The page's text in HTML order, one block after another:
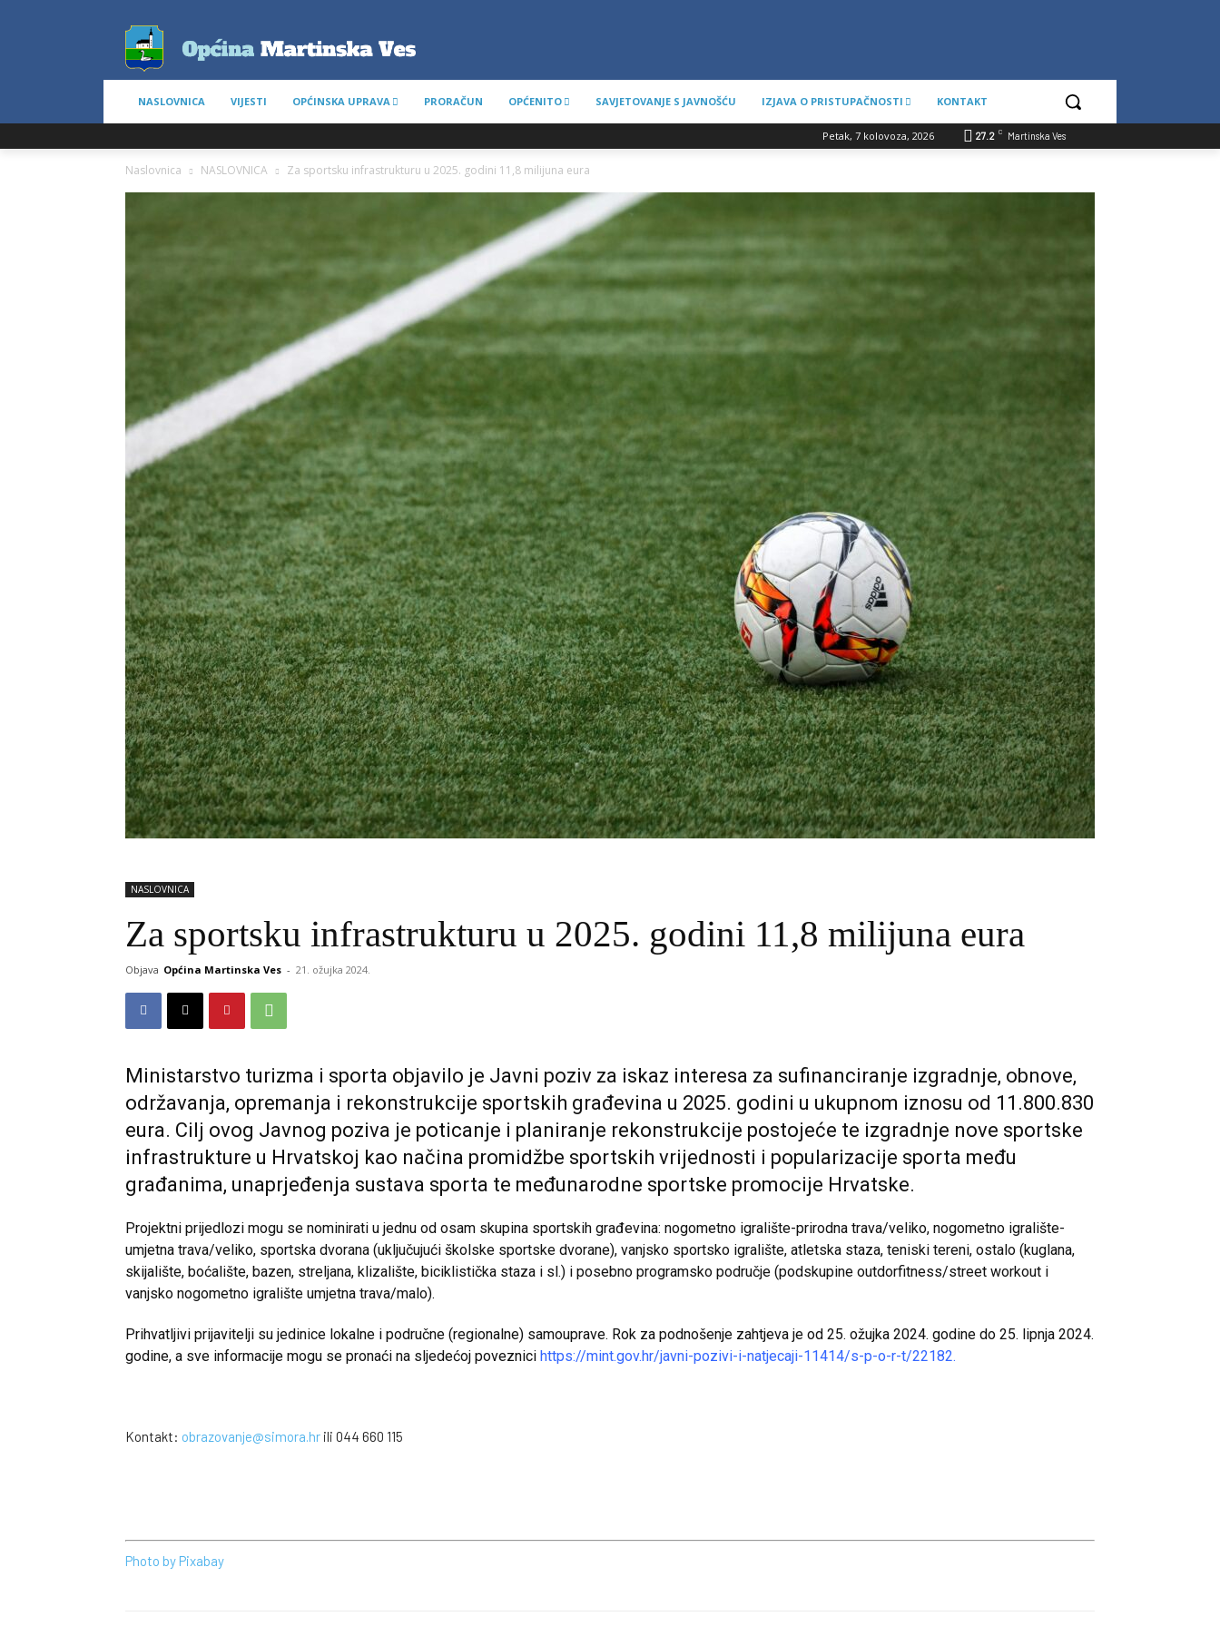
NASLOVNICA VIJESTI OPĆINSKA UPRAVA PRORAČUN OPĆENITO SAVJETOVANJE S JAVNOŠĆU IZJAVA O PRISTUPAČNOSTI KONTAKT
27.2 C Martinska Ves
Petak, 7 kolovoza, 2026
Naslovnica NASLOVNICA Za sportsku infrastrukturu u 2025. godini 11,8 milijuna eura
NASLOVNICA
Za sportsku infrastrukturu u 2025. godini 11,8 milijuna eura
Objava Općina Martinska Ves - 21. ožujka 2024.
Ministarstvo turizma i sporta objavilo je Javni poziv za iskaz interesa za sufinanciranje izgradnje, obnove,
održavanja, opremanja i rekonstrukcije sportskih građevina u 2025. godini u ukupnom iznosu od 11.800.830
eura. Cilj ovog Javnog poziva je poticanje i planiranje rekonstrukcije postojeće te izgradnje nove sportske
infrastrukture u Hrvatskoj kao načina promidžbe sportskih vrijednosti i popularizacije sporta među
građanima, unaprjeđenja sustava sporta te međunarodne sportske promocije Hrvatske.
Projektni prijedlozi mogu se nominirati u jednu od osam skupina sportskih građevina: nogometno igralište-prirodna trava/veliko, nogometno igralište-
umjetna trava/veliko, sportska dvorana (uključujući školske sportske dvorane), vanjsko sportsko igralište, atletska staza, teniski tereni, ostalo (kuglana,
skijalište, boćalište, bazen, streljana, klizalište, biciklistička staza i sl.) i posebno programsko područje (podskupine outdorfitness/street workout i
vanjsko nogometno igralište umjetna trava/malo).
Prihvatljivi prijavitelji su jedinice lokalne i područne (regionalne) samouprave. Rok za podnošenje zahtjeva je od 25. ožujka 2024. godine do 25. lipnja 2024.
godine, a sve informacije mogu se pronaći na sljedećoj poveznici https://mint.gov.hr/javni-pozivi-i-natjecaji-11414/s-p-o-r-t/22182.
Kontakt: obrazovanje@simora.hr ili 044 660 115
Photo by Pixabay